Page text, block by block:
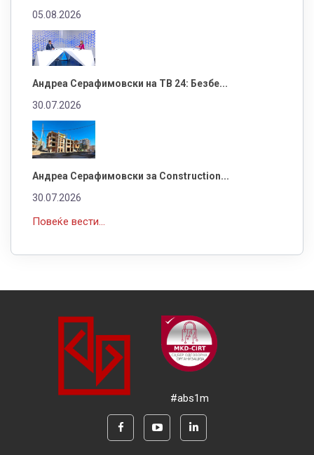
05.08.2026
Андреа Серафимовски на ТВ 24: Безбе...
30.07.2026
Андреа Серафимовски за Construction...
30.07.2026
Повеќе вести...
#abs1m